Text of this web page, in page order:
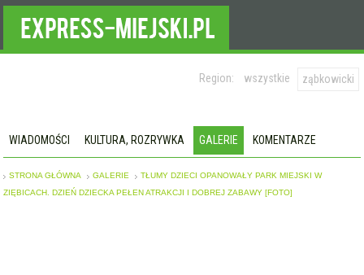
Region: wszystkie ząbkowicki
WIADOMOŚCI KULTURA, ROZRYWKA GALERIE KOMENTARZE
STRONA GŁÓWNA GALERIE
TŁUMY DZIECI OPANOWAŁY PARK MIEJSKI W
ZIĘBICACH. DZIEŃ DZIECKA PEŁEN ATRAKCJI I DOBREJ ZABAWY [FOTO]